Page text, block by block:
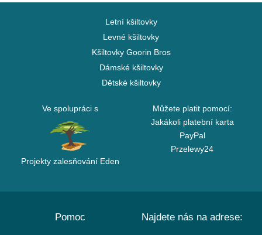
Letní kšiltovky
Levné kšiltovky
Kšiltovky Goorin Bros
Dámské kšiltovky
Dětské kšiltovky
Ve spolupráci s
Projekty zalesňování Eden
Můžete platit pomocí:
Jakákoli platební karta
PayPal
Przelewy24
Pomoc Najdete nás na adrese: